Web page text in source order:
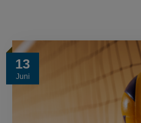
13
Juni